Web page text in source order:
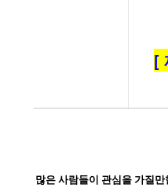
[
많은 사람들이 관심을 가질